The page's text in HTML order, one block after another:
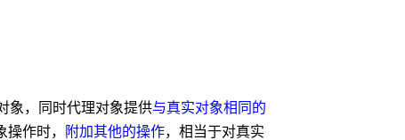
象，同时代理对象提供与真实对象相同的
作时， 附加其他的操作，相当于对真实